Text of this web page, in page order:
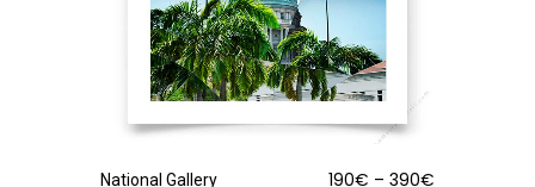
National Gallery 190€ – 390€